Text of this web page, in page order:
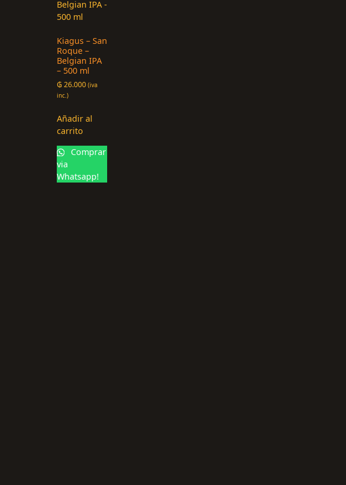
Kiagus – San
Roque –
Belgian IPA
– 500 ml
₲ 26.000 (iva
inc.)
Añadir al
carrito
Comprar
via
Whatsapp!